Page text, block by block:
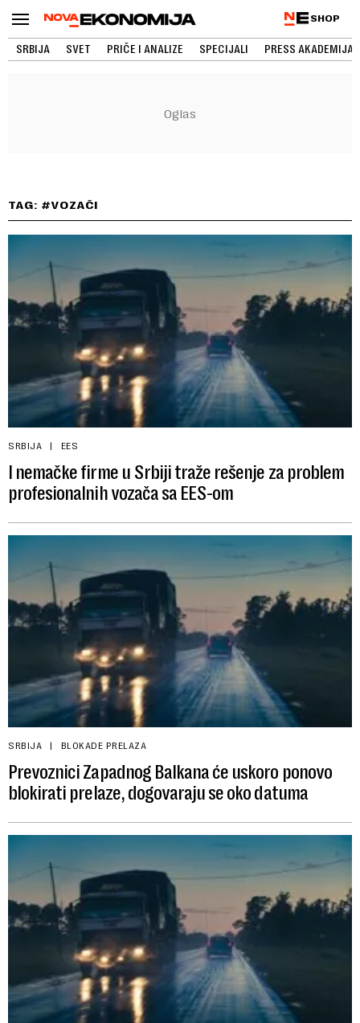
SHOP
SRBIJA SVET PRIČE I ANALIZE SPECIJALI PRESS AKADEMIJA
TAG: #VOZAČI
SRBIJA EES
I nemačke firme u Srbiji traže rešenje za problem
profesionalnih vozača sa EES-om
SRBIJA BLOKADE PRELAZA
Prevoznici Zapadnog Balkana će uskoro ponovo
blokirati prelaze, dogovaraju se oko datuma